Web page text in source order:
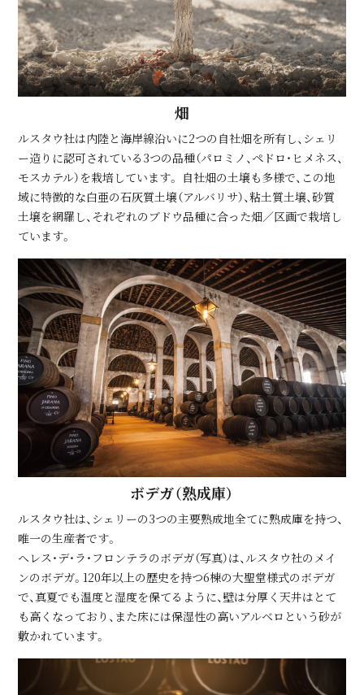
畑
ルスタウ社は内陸と海岸線沿いに2つの自社畑を所有し、シェリ
ー造りに認可されている3つの品種（パロミノ、ペドロ・ヒメネス、
モスカテル）を栽培しています。 自社畑の土壌も多様で、この地
域に特徴的な白亜の石灰質土壌（アルバリサ）、粘土質土壌、砂質
土壌を網羅し、それぞれのブドウ品種に合った畑／区画で栽培し
ています。
ボデガ（熟成庫）
ルスタウ社は、シェリーの3つの主要熟成地全てに熟成庫を持つ、
唯一の生産者です。
ヘレス・デ・ラ・フロンテラのボデガ（写真）は、ルスタウ社のメイ
ンのボデガ。120年以上の歴史を持つ6棟の大聖堂様式のボデガ
で、真夏でも温度と湿度を保てるように、壁は分厚く天井はとて
も高くなっており、また床には保湿性の高いアルベロという砂が
敷かれています。